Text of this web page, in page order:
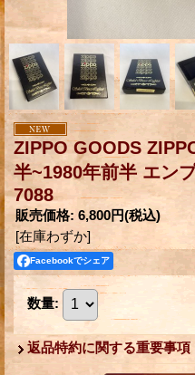
ZIPPO GOODS
半~1980年前半 エン
7088
販売価格: 6,800円(税込)
[在庫わずか]
Facebookでシェア
数量:
返品特約に関する重要事項